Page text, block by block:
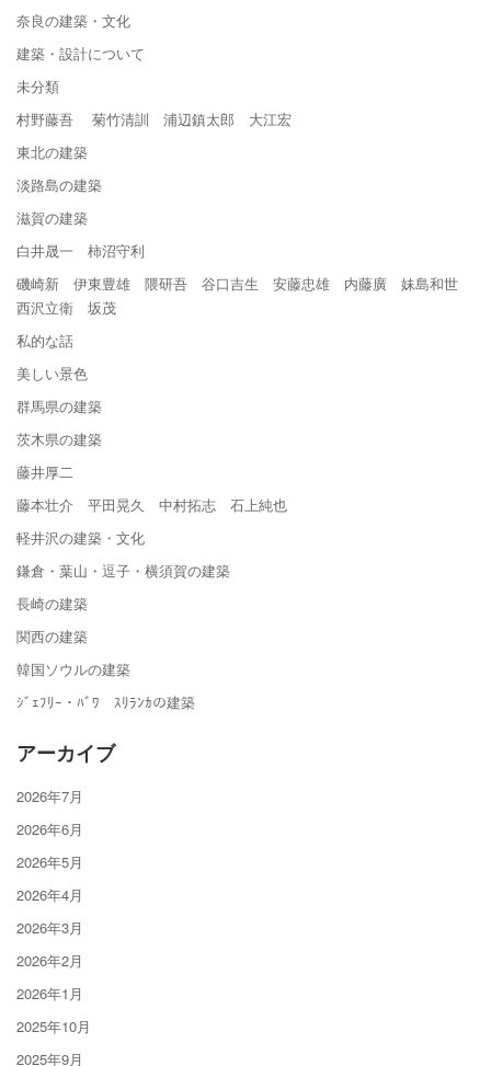
奈良の建築・文化
建築・設計について
未分類
村野藤吾 菊竹清訓 浦辺鎮太郎 大江宏
東北の建築
淡路島の建築
滋賀の建築
白井晟一 柿沼守利
磯崎新 伊東豊雄 隈研吾 谷口吉生 安藤忠雄 内藤廣 妹島和世
西沢立衛 坂茂
私的な話
美しい景色
群馬県の建築
茨木県の建築
藤井厚二
藤本壮介 平田晃久 中村拓志 石上純也
軽井沢の建築・文化
鎌倉・葉山・逗子・横須賀の建築
長崎の建築
関西の建築
韓国ソウルの建築
ｼﾞｪﾌﾘｰ・ﾊﾞﾜ ｽﾘﾗﾝｶの建築
アーカイブ
2026年7月
2026年6月
2026年5月
2026年4月
2026年3月
2026年2月
2026年1月
2025年10月
2025年9月